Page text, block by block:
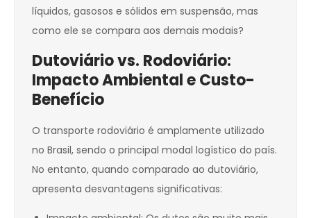
líquidos, gasosos e sólidos em suspensão, mas
como ele se compara aos demais modais?
Dutoviário vs. Rodoviário:
Impacto Ambiental e Custo-
Benefício
O transporte rodoviário é amplamente utilizado
no Brasil, sendo o principal modal logístico do país.
No entanto, quando comparado ao dutoviário,
apresenta desvantagens significativas: